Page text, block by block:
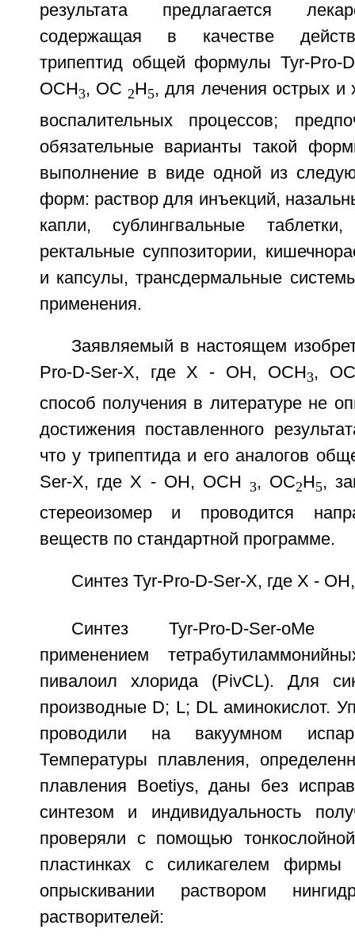
результата предлагается
содержащая в качестве
трипептид общей формулы Tyr-
ОСН3, ОС 2Н5, для лечения острых и
воспалительных процессов;
обязательные варианты такой
выполнение в виде одной из
форм: раствор для инъекций,
капли, сублингвальные
ректальные суппозитории,
и капсулы, трансдермальные
применения.
Заявляемый в настоящем
Pro-D-Ser-X, где X - ОН, ОСН3,
способ получения в литературе не
достижения поставленного
что у трипептида и его аналогов
Ser-X, где X - ОН, ОСН 3, ОС2Н5,
стереоизомер и проводится
веществ по стандартной программе.
Синтез Tyr-Pro-D-Ser-X, где X -
Синтез Tyr-Pro-D-Ser-oMe
применением
пивалоил хлорида (PivCL). Для
производные D; L; DL аминокислот.
проводили на вакуумном
Температуры плавления,
плавления Boetiys, даны без
синтезом и индивидуальность
проверяли с помощью
пластинках с силикагелем
опрыскивании раствором
растворителей: